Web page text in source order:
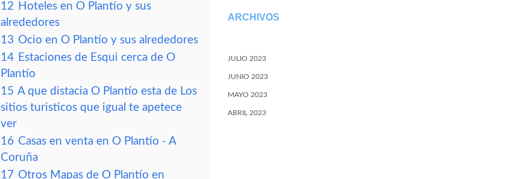
12 Hoteles en O Plantío y sus
alrededores
13 Ocio en O Plantío y sus alrededores
14 Estaciones de Esqui cerca de O
Plantío
15 A que distacia O Plantío esta de Los
sitios turisticos que igual te apetece
ver
16 Casas en venta en O Plantío - A
Coruña
17 Otros Mapas de O Plantío en
ARCHIVOS
JULIO 2023
JUNIO 2023
MAYO 2023
ABRIL 2023